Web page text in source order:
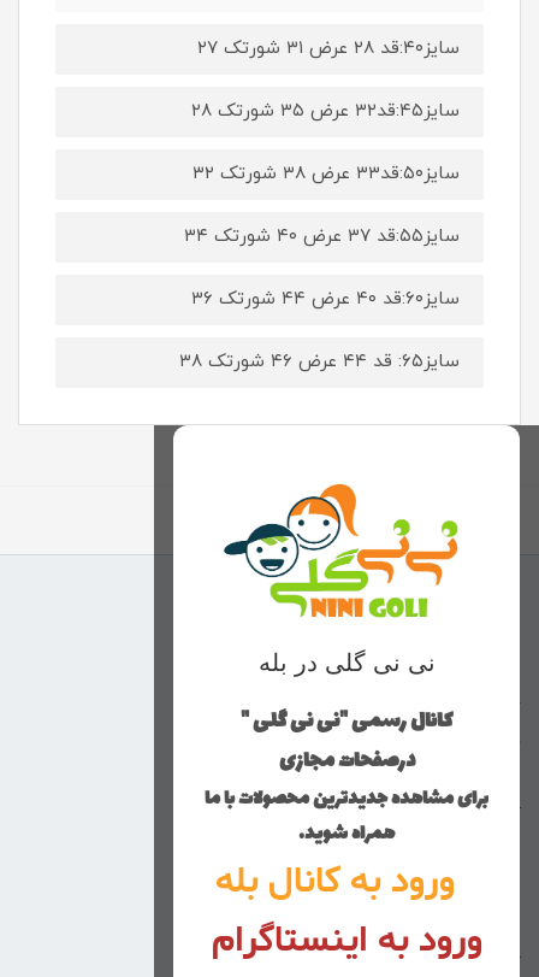
سایز۴۰:قد ۲۸ عرض ۳۱ شورتک ۲۷
سایز۴۵:قد۳۲ عرض ۳۵ شورتک ۲۸
سایز۵۰:قد۳۳ عرض ۳۸ شورتک ۳۲
سایز۵۵:قد ۳۷ عرض ۴۰ شورتک ۳۴
سایز۶۰:قد ۴۰ عرض ۴۴ شورتک ۳۶
سایز۶۵: قد ۴۴ عرض ۴۶ شورتک ۳۸
نی نی گلی در بله
کانال رسمی "نی نی گلی "
درصفحات مجازی
برای مشاهده جدیدترین محصولات با ما
همراه شوید.
ورود به کانال بله
ورود به اینستاگرام
برگشت به بالا
منوی وب‌سایت
خانه
کوچولوهای نی نی گلی
تماس با ما
کد پیگیری سفارشات